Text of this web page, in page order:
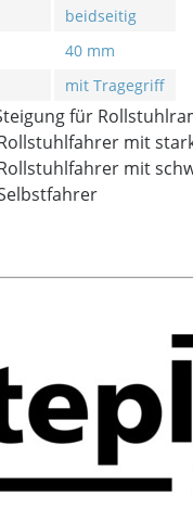
beidseitig
40 mm
mit Tragegriff
für
mit
mit